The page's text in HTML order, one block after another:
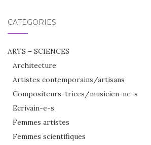
CATÉGORIES
ARTS – SCIENCES
Architecture
Artistes contemporains/artisans
Compositeurs-trices/musicien-ne-s
Ecrivain-e-s
Femmes artistes
Femmes scientifiques